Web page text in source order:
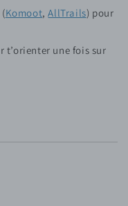
Komoot,AllTrails) pour
une fois sur